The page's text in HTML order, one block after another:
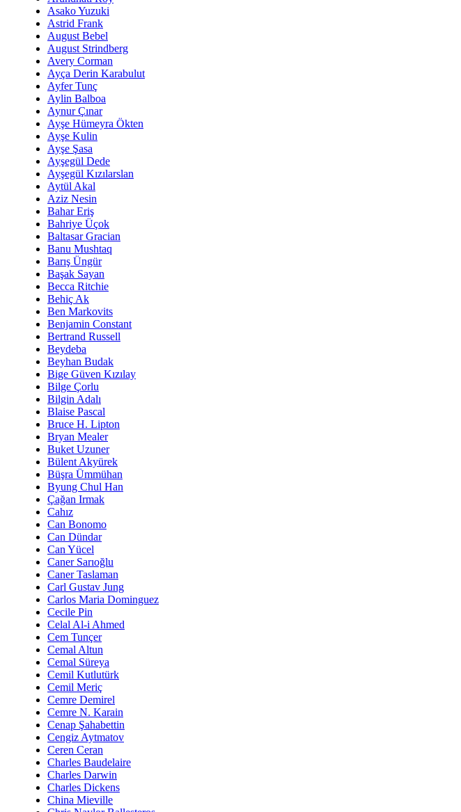
Asako Yuzuki
Astrid Frank
August Bebel
August Strindberg
Avery Corman
Ayça Derin Karabulut
Ayfer Tunç
Aylin Balboa
Aynur Çınar
Ayşe Hümeyra Ökten
Ayşe Kulin
Ayşe Şasa
Ayşegül Dede
Ayşegül Kızılarslan
Aytül Akal
Aziz Nesin
Bahar Eriş
Bahriye Üçok
Baltasar Gracian
Banu Mushtaq
Barış Üngür
Başak Sayan
Becca Ritchie
Behiç Ak
Ben Markovits
Benjamin Constant
Bertrand Russell
Beydeba
Beyhan Budak
Bige Güven Kızılay
Bilge Çorlu
Bilgin Adalı
Blaise Pascal
Bruce H. Lipton
Bryan Mealer
Buket Uzuner
Bülent Akyürek
Büşra Ümmühan
Byung Chul Han
Çağan Irmak
Cahız
Can Bonomo
Can Dündar
Can Yücel
Caner Sarıoğlu
Caner Taslaman
Carl Gustav Jung
Carlos Maria Dominguez
Cecile Pin
Celal Al-i Ahmed
Cem Tunçer
Cemal Altun
Cemal Süreya
Cemil Kutlutürk
Cemil Meriç
Cemre Demirel
Cemre N. Karain
Cenap Şahabettin
Cengiz Aytmatov
Ceren Ceran
Charles Baudelaire
Charles Darwin
Charles Dickens
China Mieville